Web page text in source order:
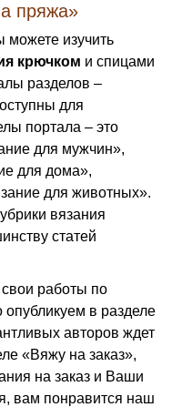
пряжа»
изучить
крючком и спицами
разделов –
для
портала – это
для мужчин»,
для дома»,
для животных».
вязания
статей
работы по
в разделе
авторов ждет
«Вяжу на заказ»,
на заказ и Ваши
вам понравится наш